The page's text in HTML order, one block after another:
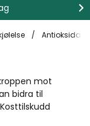
/
mot
bidra til